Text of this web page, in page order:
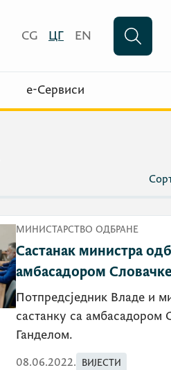
CG ЦГ EN
е-Сервиси
МИНИСТАРСТВО ОДБРАНЕ
Састанак министра
амбасадором
Потпредсједник Владе и
састанку са амбасадором
Ганделом.
08.06.2022. ВИЈЕСТИ